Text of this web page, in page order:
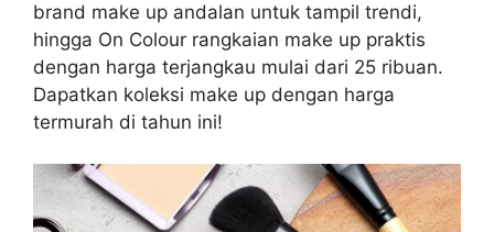
brand make up andalan untuk tampil trendi,
hingga On Colour rangkaian make up praktis
dengan harga terjangkau mulai dari 25 ribuan.
Dapatkan koleksi make up dengan harga
termurah di tahun ini!